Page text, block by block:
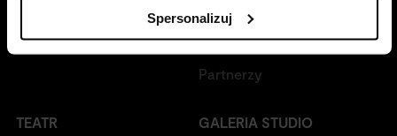
Spersonalizuj
Program 2022-2027
Promocje
Regulaminy
Partnerzy
TEATR GALERIA STUDIO